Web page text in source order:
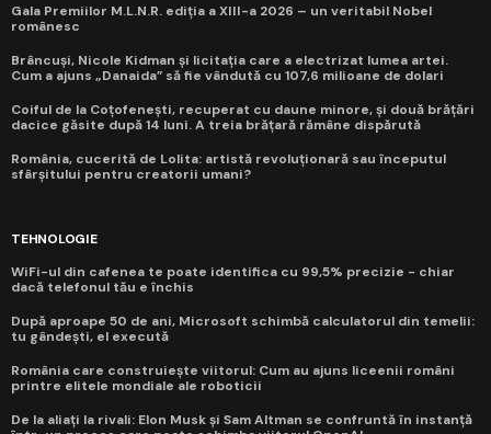
Gala Premiilor M.L.N.R. ediția a XIII-a 2026 – un veritabil Nobel
românesc
Brâncuși, Nicole Kidman și licitația care a electrizat lumea artei.
Cum a ajuns „Danaida” să fie vândută cu 107,6 milioane de dolari
Coiful de la Coțofenești, recuperat cu daune minore, și două brățări
dacice găsite după 14 luni. A treia brățară rămâne dispărută
România, cucerită de Lolita: artistă revoluționară sau începutul
sfârșitului pentru creatorii umani?
TEHNOLOGIE
WiFi-ul din cafenea te poate identifica cu 99,5% precizie - chiar
dacă telefonul tău e închis
După aproape 50 de ani, Microsoft schimbă calculatorul din temelii:
tu gândești, el execută
România care construiește viitorul: Cum au ajuns liceenii români
printre elitele mondiale ale roboticii
De la aliați la rivali: Elon Musk și Sam Altman se confruntă în instanță